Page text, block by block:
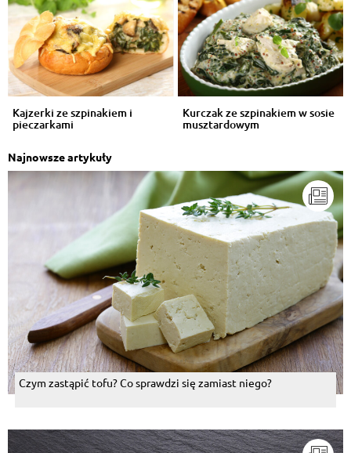
Kajzerki ze szpinakiem i
pieczarkami
Kurczak ze szpinakiem w sosie
musztardowym
Najnowsze artykuły
Czym zastąpić tofu? Co sprawdzi się zamiast niego?